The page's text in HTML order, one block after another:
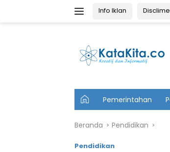
Info Iklan
U
t
m
Pemerintahan
Beranda Pendidikan
Pendidikan